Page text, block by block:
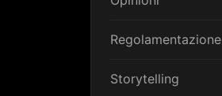
Regolamentazione
Storytelling